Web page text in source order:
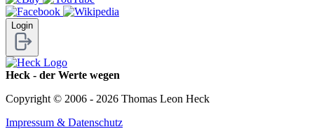
Login
Heck - der Werte wegen
Copyright © 2006 - 2026 Thomas Leon Heck
Impressum & Datenschutz